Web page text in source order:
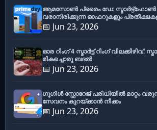
ആമസോൺ പ്രൈം ഡേ: സ്മാർട്ട്ഫോൺ
വരാനിരിക്കുന്ന ഓഫറുകളും
📅 Jun 23, 2026
ഓര റിംഗ് 4 സ്മാർട്ട് റിംഗ് വിലക്കിഴിവ്:
മികച്ചൊരു ബദൽ
📅 Jun 23, 2026
ഗൂഗിൾ സ്റ്റോറേജ് പരിധിയിൽ മാറ്റം
സേവനം കുറയ്ക്കാൻ നീക്കം
📅 Jun 23, 2026